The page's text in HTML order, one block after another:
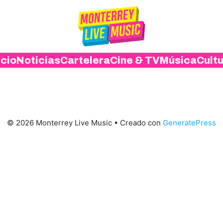
NoticiasCarteleraCine & TVMúsica
© 2026 Monterrey Live Music • Creado con GeneratePress